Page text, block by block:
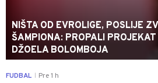
NIŠTA OD EVROLIGE, POSLIJE
ŠAMPIONA: PROPALI
DŽOELA BOLOMBOJA
FUDBAL Pre 1 h